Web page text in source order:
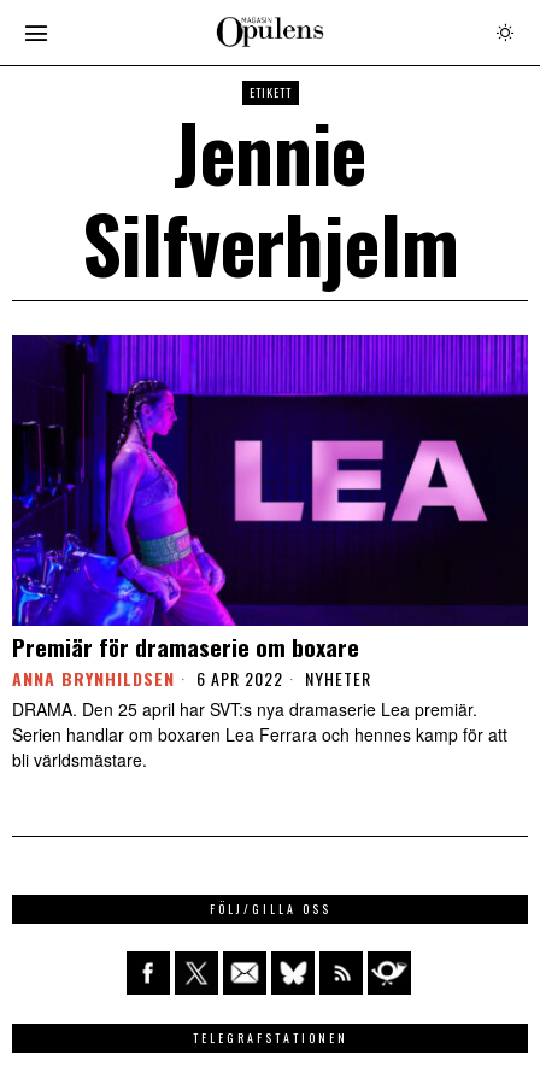
ETIKETT
Jennie
Silfverhjelm
Premiär för dramaserie om boxare
ANNA BRYNHILDSEN 6 APR 2022 NYHETER
DRAMA. Den 25 april har SVT:s nya dramaserie Lea premiär.
Serien handlar om boxaren Lea Ferrara och hennes kamp för att
bli världsmästare.
FÖLJ/GILLA OSS
TELEGRAFSTATIONEN